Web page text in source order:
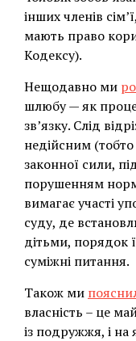
інших членів
мають право
Кодексу).
Нещодавно ми
шлюбу — як
зв’язку. Слід
недійсним
законної сили,
порушенням норм
вимагає участі
суду, де
дітьми, порядок
суміжні питання.
Також ми
власність – це
із подружжя, і